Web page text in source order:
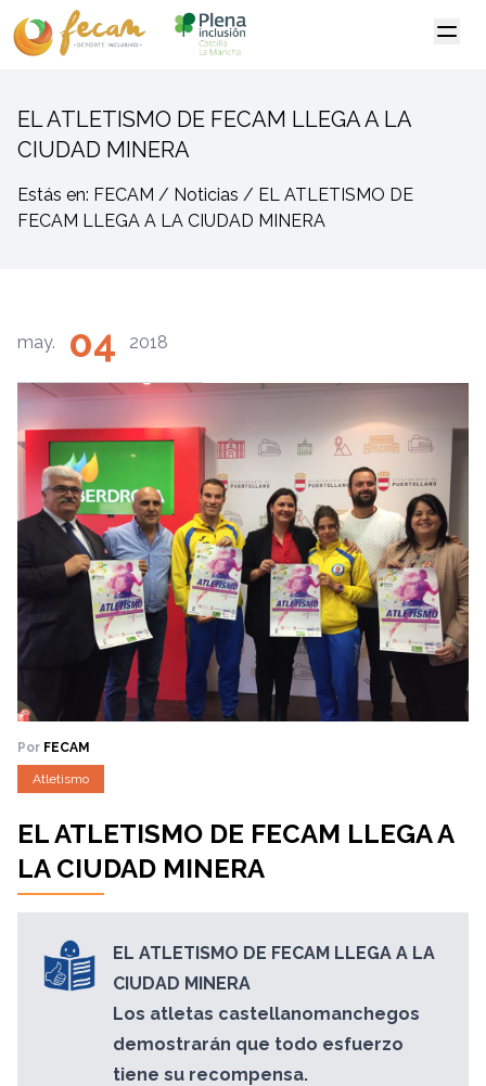
EL ATLETISMO DE FECAM LLEGA A LA
CIUDAD MINERA
Estás en: FECAM / Noticias / EL ATLETISMO DE
FECAM LLEGA A LA CIUDAD MINERA
may. 04 2018
Por FECAM
Atletismo
EL ATLETISMO DE FECAM LLEGA A
LA CIUDAD MINERA
EL ATLETISMO DE FECAM LLEGA A LA
CIUDAD MINERA
Los atletas castellanomanchegos
demostrarán que todo esfuerzo
tiene su recompensa.